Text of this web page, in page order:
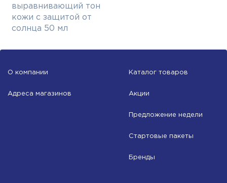
выравнивающий тон
кожи с защитой от
солнца 50 мл
О компании
Адреса магазинов
Каталог товаров
Акции
Предложение недели
Стартовые пакеты
Бренды